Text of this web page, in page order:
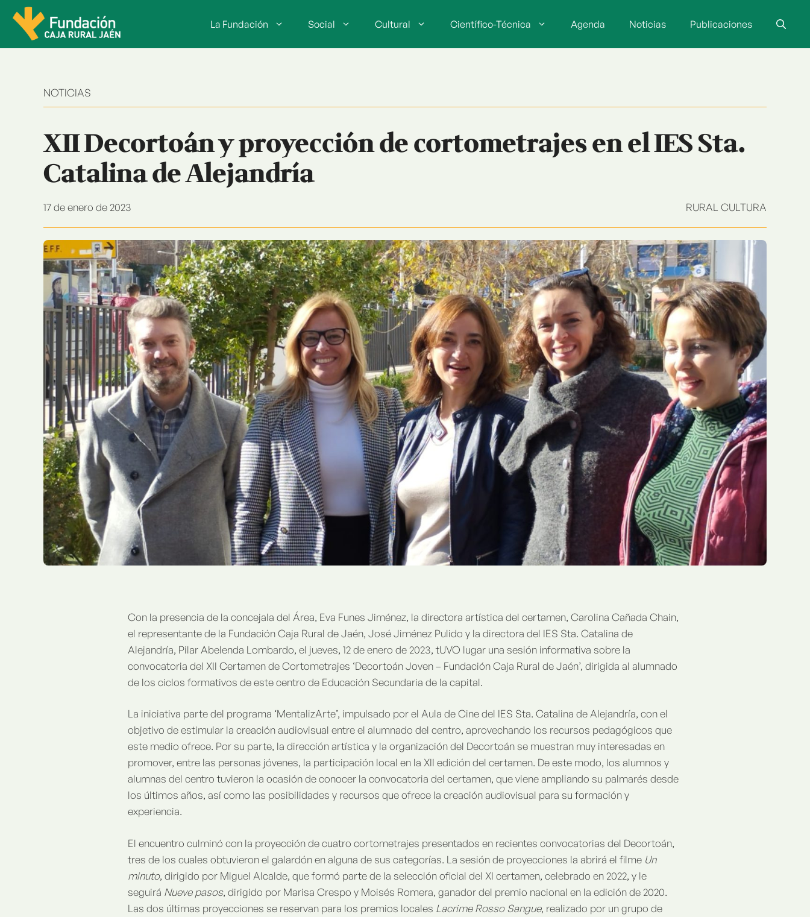
Saltar
contenido
La Fundación Social Cultural Científico-Técnica Agenda Noticias Publicaciones
NOTICIAS
XII Decortoán y proyección de cortometrajes en el IES Sta.
Catalina de Alejandría
17 de enero de 2023 RURAL CULTURA
Con la presencia de la concejala del Área, Eva Funes Jiménez, la directora artística del certamen, Carolina Cañada Chain,
el representante de la Fundación Caja Rural de Jaén, José Jiménez Pulido y la directora del IES Sta. Catalina de
Alejandría, Pilar Abelenda Lombardo, el jueves, 12 de enero de 2023, tUVO lugar una sesión informativa sobre la
convocatoria del XII Certamen de Cortometrajes ‘Decortoán Joven – Fundación Caja Rural de Jaén’, dirigida al alumnado
de los ciclos formativos de este centro de Educación Secundaria de la capital.
La iniciativa parte del programa ‘MentalizArte’, impulsado por el Aula de Cine del IES Sta. Catalina de Alejandría, con el
objetivo de estimular la creación audiovisual entre el alumnado del centro, aprovechando los recursos pedagógicos que
este medio ofrece. Por su parte, la dirección artística y la organización del Decortoán se muestran muy interesadas en
promover, entre las personas jóvenes, la participación local en la XII edición del certamen. De este modo, los alumnos y
alumnas del centro tuvieron la ocasión de conocer la convocatoria del certamen, que viene ampliando su palmarés desde
los últimos años, así como las posibilidades y recursos que ofrece la creación audiovisual para su formación y
experiencia.
El encuentro culminó con la proyección de cuatro cortometrajes presentados en recientes convocatorias del Decortoán,
tres de los cuales obtuvieron el galardón en alguna de sus categorías. La sesión de proyecciones la abrirá el filme Un
minuto, dirigido por Miguel Alcalde, que formó parte de la selección oficial del XI certamen, celebrado en 2022, y le
seguirá Nueve pasos, dirigido por Marisa Crespo y Moisés Romera, ganador del premio nacional en la edición de 2020.
Las dos últimas proyecciones se reservan para los premios locales Lacrime Rosso Sangue, realizado por un grupo de